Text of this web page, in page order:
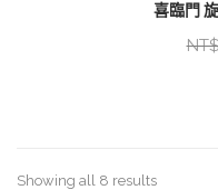
喜臨門
Showing all 8 results